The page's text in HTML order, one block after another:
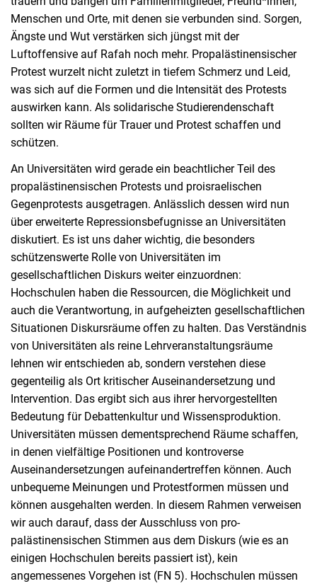
Menschen und Orte, mit denen sie verbunden sind. Sorgen,
Ängste und Wut verstärken sich jüngst mit der
Luftoffensive auf Rafah noch mehr. Propalästinensischer
Protest wurzelt nicht zuletzt in tiefem Schmerz und Leid,
was sich auf die Formen und die Intensität des Protests
auswirken kann. Als solidarische Studierendenschaft
sollten wir Räume für Trauer und Protest schaffen und
schützen.
An Universitäten wird gerade ein beachtlicher Teil des
propalästinensischen Protests und proisraelischen
Gegenprotests ausgetragen. Anlässlich dessen wird nun
über erweiterte Repressionsbefugnisse an Universitäten
diskutiert. Es ist uns daher wichtig, die besonders
schützenswerte Rolle von Universitäten im
gesellschaftlichen Diskurs weiter einzuordnen:
Hochschulen haben die Ressourcen, die Möglichkeit und
auch die Verantwortung, in aufgeheizten gesellschaftlichen
Situationen Diskursräume offen zu halten. Das Verständnis
von Universitäten als reine Lehrveranstaltungsräume
lehnen wir entschieden ab, sondern verstehen diese
gegenteilig als Ort kritischer Auseinandersetzung und
Intervention. Das ergibt sich aus ihrer hervorgestellten
Bedeutung für Debattenkultur und Wissensproduktion.
Universitäten müssen dementsprechend Räume schaffen,
in denen vielfältige Positionen und kontroverse
Auseinandersetzungen aufeinandertreffen können. Auch
unbequeme Meinungen und Protestformen müssen und
können ausgehalten werden. In diesem Rahmen verweisen
wir auch darauf, dass der Ausschluss von pro-
palästinensischen Stimmen aus dem Diskurs (wie es an
einigen Hochschulen bereits passiert ist), kein
angemessenes Vorgehen ist (FN 5). Hochschulen müssen